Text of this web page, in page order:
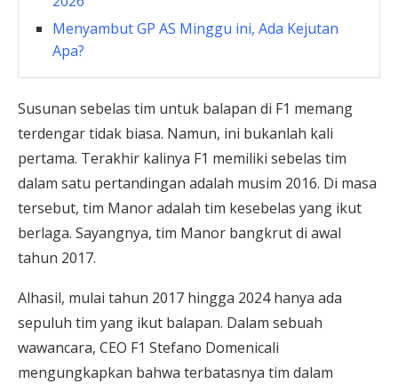
Menyambut GP AS Minggu ini, Ada Kejutan
Apa?
Susunan sebelas tim untuk balapan di F1 memang
terdengar tidak biasa. Namun, ini bukanlah kali
pertama. Terakhir kalinya F1 memiliki sebelas tim
dalam satu pertandingan adalah musim 2016. Di masa
tersebut, tim Manor adalah tim kesebelas yang ikut
berlaga. Sayangnya, tim Manor bangkrut di awal
tahun 2017.
Alhasil, mulai tahun 2017 hingga 2024 hanya ada
sepuluh tim yang ikut balapan. Dalam sebuah
wawancara, CEO F1 Stefano Domenicali
mengungkapkan bahwa terbatasnya tim dalam